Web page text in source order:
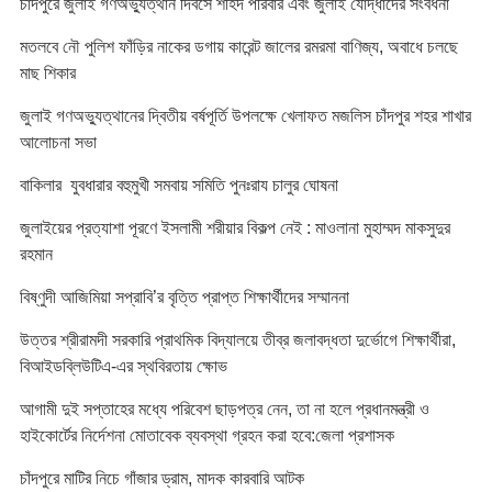
চাঁদপুরে জুলাই গণঅভ্যুত্থান দিবসে শহিদ পরিবার এবং জুলাই যোদ্ধাদের সংবর্ধনা
মতলবে নৌ পুলিশ ফাঁড়ির নাকের ডগায় কারেন্ট জালের রমরমা বাণিজ্য, অবাধে চলছে
মাছ শিকার
জুলাই গণঅভ্যুত্থানের দ্বিতীয় বর্ষপূর্তি উপলক্ষে খেলাফত মজলিস চাঁদপুর শহর শাখার
আলোচনা সভা
বাকিলার যুবধারার বহুমুখী সমবায় সমিতি পুনঃরায চালুর ঘোষনা
জুলাইয়ের প্রত্যাশা পূরণে ইসলামী শরীয়ার বিকল্প নেই : মাওলানা মুহাম্মদ মাকসুদুর
রহমান
বিষ্ণুদী আজিমিয়া সপ্রাবি’র বৃত্তি প্রাপ্ত শিক্ষার্থীদের সম্মাননা
উত্তর শ্রীরামদী সরকারি প্রাথমিক বিদ্যালয়ে তীব্র জলাবদ্ধতা দুর্ভোগে শিক্ষার্থীরা,
বিআইডব্লিউটিএ-এর স্থবিরতায় ক্ষোভ
আগামী দুই সপ্তাহের মধ্যে পরিবেশ ছাড়পত্র নেন, তা না হলে প্রধানমন্ত্রী ও
হাইকোর্টের নির্দেশনা মোতাবেক ব্যবস্থা গ্রহন করা হবে:জেলা প্রশাসক
চাঁদপুরে মাটির নিচে গাঁজার ড্রাম, মাদক কারবারি আটক